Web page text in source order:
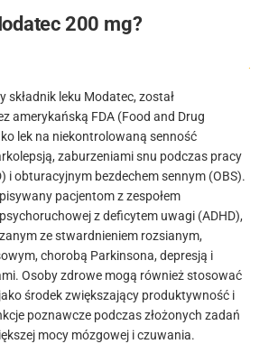
200 mg?
.
składnik leku Modatec, został
amerykańską FDA (Food and Drug
lek na niekontrolowaną senność
zaburzeniami snu podczas pracy
i obturacyjnym bezdechem sennym (OBS).
pacjentom z zespołem
z deficytem uwagi (ADHD),
ze stwardnieniem rozsianym,
chorobą Parkinsona, depresją i
Osoby zdrowe mogą również stosować
środek zwiększający produktywność i
poznawcze podczas złożonych zadań
mocy mózgowej i czuwania.